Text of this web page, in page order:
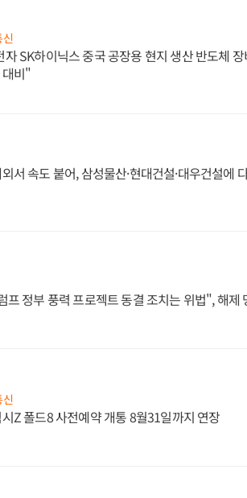
신
SK하이닉스 중국 공장용 현지 생산 반도체
비"
서 속도 붙어, 삼성물산·현대건설·대우건설에
프 정부 풍력 프로젝트 동결 조치는 위법", 해제
신
Z 폴드8 사전예약 개통 8월31일까지 연장